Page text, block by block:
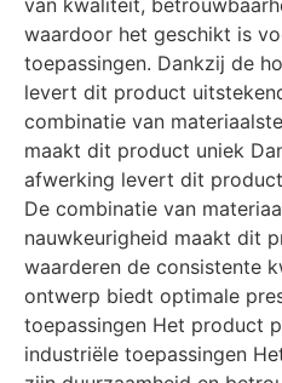
van kwaliteit,
waardoor het geschikt is
toepassingen. Dankzij de
levert dit product
combinatie van
maakt dit product uniek
afwerking levert dit
De combinatie van
nauwkeurigheid maakt dit
waarderen de consistente
ontwerp biedt optimale
toepassingen Het product
industriële toepassingen